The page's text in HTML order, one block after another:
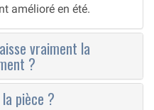
amélioré en été.
vraiment la
?
pièce ?